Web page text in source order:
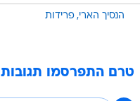
הנסיך הארי פרידות
טרם התפרסמו תגובות